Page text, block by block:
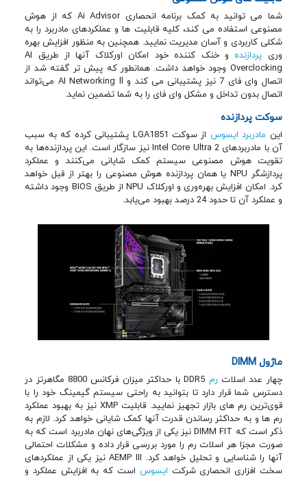
شما می توانید به کمک برنامه انحصاری Ai Advisor که از هوش
مصنوعی استفاده می کند، کلیه قابلیت ها و عملکردهای مادربرد را به
شکلی کاربردی و آسان مدیریت نمایید. همچنین به منظور افزایش بهره
وری پردازنده
و خنک کننده خود امکان اورکلاک آنها از طریق AI
Overclocking وجود خواهد داشت. همانطور که پیش تر گفته شد از
اتصال وای فای 7 نیز پشتیبانی می کند و AI Networking ll می‌تواند
اتصال بدون تداخل و مشکل وای فای را به شما تضمین نماید.
سوکت پردازنده
این مادربرد ایسوس
از سوکت LGA1851 پشتیبانی کرده که به سبب
آن با مادربردهای Intel Core Ultra 2 نیز سازگار است. این پردازنده‌ها به
تقویت هوش مصنوعی سیستم کمک شایانی می‌کنند و عملکرد
پردازشگر NPU یا همان پردازنده هوش مصنوعی را بهتر از قبل خواهد
کرد. امکان افزایش بهره‌وری و اورکلاک NPU از طریق BIOS وجود داشته
و عملکرد آن تا حدود 24 درصد بهبود می‌یابد.
ماژول DIMM
چهار عدد اسلات رم
DDR5 با حداکثر میزان فرکانس 8800 مگاهرتز در
دسترس شما قرار دارد تا بتوانید به راحتی سیستم گیمینگ خود را با
قوی‌ترین رم های بازار تجهیز نمایید. قابلیت XMP نیز به بهبود عملکرد
رم ها و به حداکثر رساندن قدرت آنها کمک شایانی خواهد کرد. لازم به
ذکر است که DIMM FIT نیز یکی از ویژگی‌های نهان مادربرد است که به
صورت مجزا هر اسلات رم را مورد بررسی قرار داده و مشکلات احتمالی
آنها را شناسایی و تحلیل خواهد کرد. AEMP III نیز یکی از عملکردهای
سخت افزاری انحصاری شرکت ایسوس است که به افزایش عملکرد و